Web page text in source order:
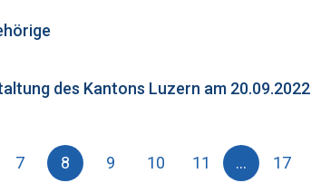
des Kantons Luzern am 20.09.2022
7 8 (aktuell)
9 10 11 … 17